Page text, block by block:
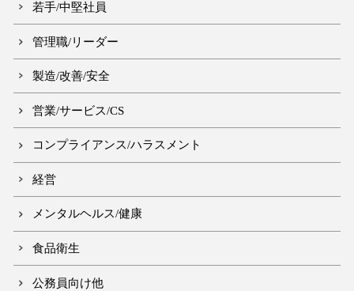
若手/中堅社員
管理職/リーダー
製造/改善/安全
営業/サービス/CS
コンプライアンス/ハラスメント
経営
メンタルヘルス/健康
食品衛生
公務員向け他